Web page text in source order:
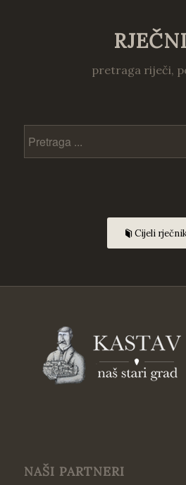
pretraga riječi,
Cijeli
NAŠI PARTNERI